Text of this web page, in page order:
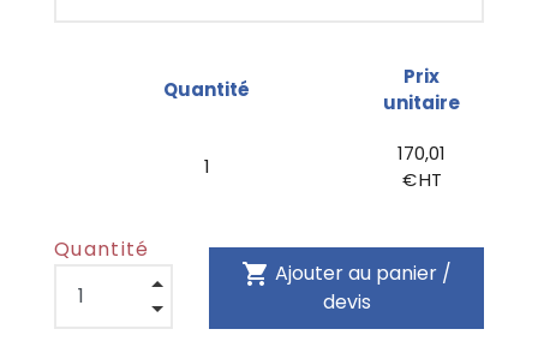
Quantité
Prix
unitaire
1
170,01
€ HT
Quantité
shopping_cart Ajouter au panier /
devis